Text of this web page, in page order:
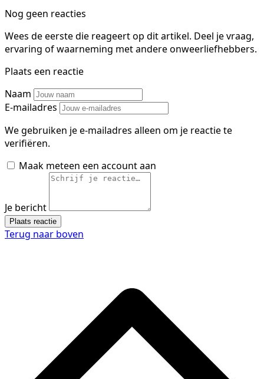
Nog geen reacties
Wees de eerste die reageert op dit artikel. Deel je vraag,
ervaring of waarneming met andere onweerliefhebbers.
Plaats een reactie
Naam
E-mailadres
We gebruiken je e-mailadres alleen om je reactie te
verifiëren.
Maak meteen een account aan
Je bericht
Plaats reactie
Terug naar boven